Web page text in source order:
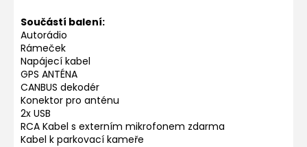
Součástí balení:
Autorádio
Rámeček
Napájecí kabel
GPS ANTÉNA
CANBUS dekodér
Konektor pro anténu
2x USB
RCA Kabel s externím mikrofonem zdarma
Kabel k parkovací kameře